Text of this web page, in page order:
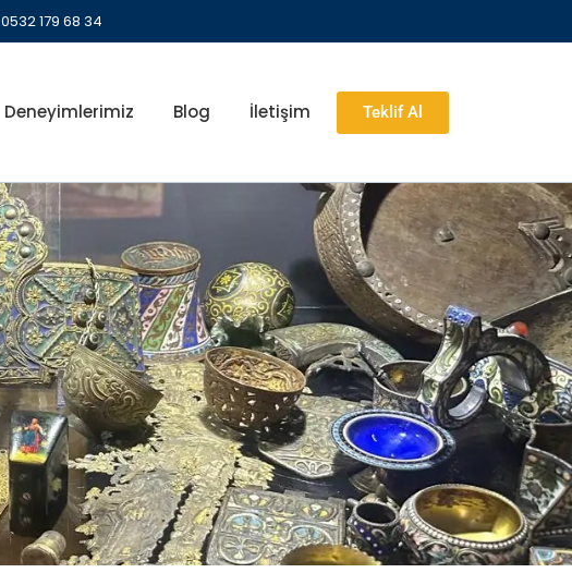
0532 179 68 34
Deneyimlerimiz Blog İletişim Teklif Al